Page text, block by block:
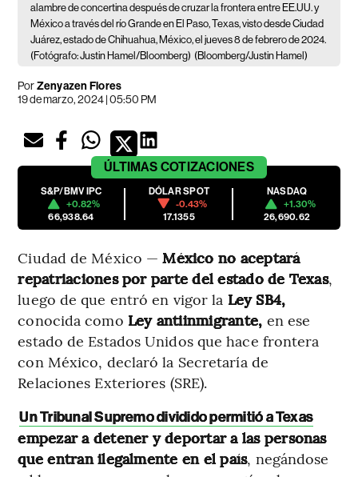
alambre de concertina después de cruzar la frontera entre EE.UU. y
México a través del río Grande en El Paso, Texas, visto desde Ciudad
Juárez, estado de Chihuahua, México, el jueves 8 de febrero de 2024.
(Fotógrafo: Justin Hamel/Bloomberg) (Bloomberg/Justin Hamel)
PorZenyazen Flores
19 de marzo, 2024 | 05:50 PM
ÚLTIMAS COTIZACIONES
S&P/BMV IPC
+0.82%
66,938.64
DÓLAR SPOT
-0.43%
17.1355
NASDAQ
+1.30%
26,690.62
Ciudad de México —México no aceptará
repatriaciones por parte del estado de Texas,
luego de que entró en vigor la Ley SB4,
conocida como Ley antiinmigrante, en ese
estado de Estados Unidos que hace frontera
con México, declaró la Secretaría de
Relaciones Exteriores (SRE).
Un Tribunal Supremo dividido permitió a Texas
empezar a detener y deportar a las personas
que entran ilegalmente en el país, negándose